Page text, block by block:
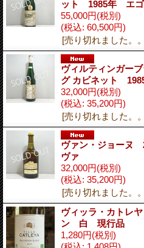
ット 1985年 エゴ
55,000円(税別)
(税込: 60,500円)
[売り切れました。
ヴィルティンガー
グ カビネット
32,000円(税別)
(税込: 35,200円)
[売り切れました。
ヴァン・ジョーヌ
ヴァ
32,000円(税別)
(税込: 35,200円)
[売り切れました。
ヴィッラ・カトレ
ン 白 現行品
1,280円(税別)